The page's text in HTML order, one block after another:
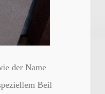
der Name
Beil